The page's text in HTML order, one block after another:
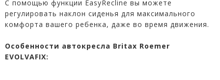
С помощью функции EasyRecline вы можете
регулировать наклон сиденья для максимального
комфорта вашего ребенка, даже во время движения.
Особенности автокресла Britax Roemer
EVOLVAFIX: